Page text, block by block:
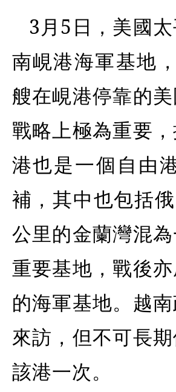
3月5日，美國
南峴港海軍基地
艘在峴港停靠的
戰略上極為重要
港也是一個自由
補，其中也包括
公里的金蘭灣混
重要基地，戰後
的海軍基地。越
來訪，但不可長
該港一次。